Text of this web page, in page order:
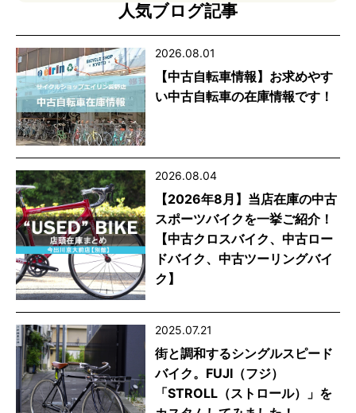
人気ブログ記事
2026.08.01
【中古自転車情報】お求めやす
い中古自転車の在庫情報です！
2026.08.04
【2026年8月】当店在庫の中古
スポーツバイクを一挙ご紹介！
【中古クロスバイク、中古ロー
ドバイク、中古ツーリングバイ
ク】
2025.07.21
街と調和するシングルスピード
バイク。FUJI（フジ）
「STROLL（ストロール）」を